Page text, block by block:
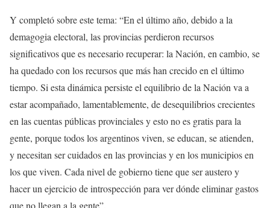
Y completó sobre este tema: “En el último año, debido a la
demagogia electoral, las provincias perdieron recursos
significativos que es necesario recuperar: la Nación, en cambio, se
ha quedado con los recursos que más han crecido en el último
tiempo. Si esta dinámica persiste el equilibrio de la Nación va a
estar acompañado, lamentablemente, de desequilibrios crecientes
en las cuentas públicas provinciales y esto no es gratis para la
gente, porque todos los argentinos viven, se educan, se atienden,
y necesitan ser cuidados en las provincias y en los municipios en
los que viven. Cada nivel de gobierno tiene que ser austero y
hacer un ejercicio de introspección para ver dónde eliminar gastos
que no llegan a la gente”.